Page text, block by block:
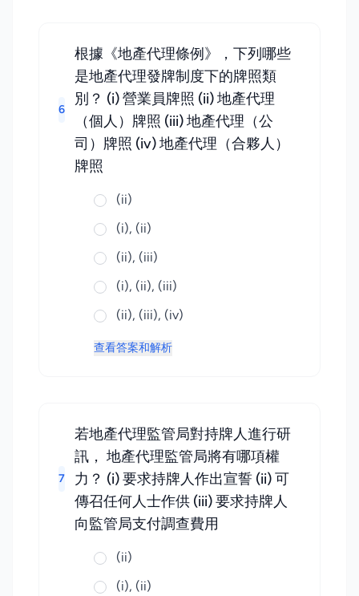
6
根據《地產代理條例》，下列哪些
是地產代理發牌制度下的牌照類
別？ (i) 營業員牌照 (ii) 地產代理
（個人）牌照 (iii) 地產代理（公
司）牌照 (iv) 地產代理（合夥人）
牌照
(ii)
(i), (ii)
(ii), (iii)
(i), (ii), (iii)
(ii), (iii), (iv)
查看答案和解析
7
若地產代理監管局對持牌人進行研
訊， 地產代理監管局將有哪項權
力？ (i) 要求持牌人作出宣誓 (ii) 可
傳召任何人士作供 (iii) 要求持牌人
向監管局支付調查費用
(ii)
(i), (ii)